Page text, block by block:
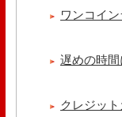
ワンコイ
遅めの時
クレジッ